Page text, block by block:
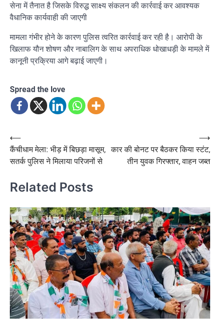
सेना में तैनात है जिसके विरुद्ध साक्ष्य संकलन की कार्रवाई कर आवश्यक
वैधानिक कार्यवाही की जाएगी
मामला गंभीर होने के कारण पुलिस त्वरित कार्रवाई कर रही है। आरोपी के
खिलाफ यौन शोषण और नाबालिग के साथ अपराधिक धोखाधड़ी के मामले में
कानूनी प्रक्रिया आगे बढ़ाई जाएगी।
Spread the love
Post
navigation
⟵
कैंचीधाम मेला: भीड़ में बिछड़ा मासूम,
सतर्क पुलिस ने मिलाया परिजनों से
कार की बोनट पर बैठकर किया स्टंट,
तीन युवक गिरफ्तार, वाहन जब्त
⟶
Related Posts